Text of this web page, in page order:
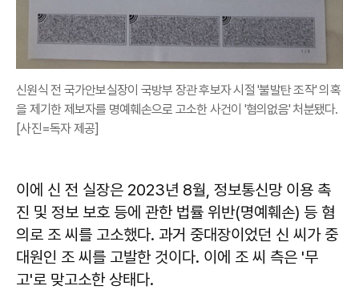
신원식 전 국가안보실장이 국방부 장관 후보자 시절 '불발탄 조작' 의혹
을 제기한 제보자를 명예훼손으로 고소한 사건이 '혐의없음' 처분됐다.
[사진=독자 제공]
이에 신 전 실장은 2023년 8월, 정보통신망 이용 촉
진 및 정보 보호 등에 관한 법률 위반(명예훼손) 등 혐
의로 조 씨를 고소했다. 과거 중대장이었던 신 씨가 중
대원인 조 씨를 고발한 것이다. 이에 조 씨 측은 '무
고'로 맞고소한 상태다.